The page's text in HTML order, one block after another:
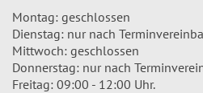
Montag: geschlossen
Dienstag: nur nach
Mittwoch: geschlossen
Donnerstag: nur nach
Freitag: 09:00 - 12:00 Uhr.